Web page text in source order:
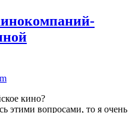
кино?
этими вопросами, то я очень